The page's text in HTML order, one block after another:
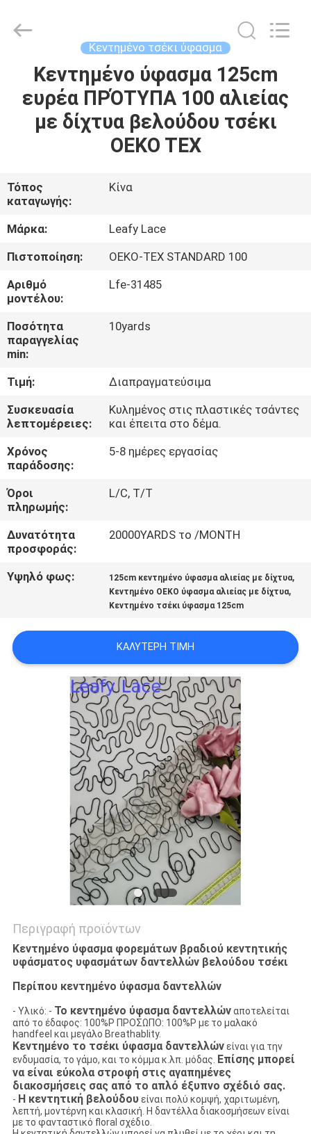
ΑΡΧΙΚΉ
ΣΕΛΊΔΑ
ΣΧΕΤΙΚΆ
ΜΕ
ΕΜΆΣ
ΓΎΡΟΣ
ΕΡΓΟΣΤΑΣΊΩΝ
ΠΟΙΟΤΙΚΌΣ
ΈΛΕΓΧΟΣ
ΕΠΑΦΉ
ΝΈΑ
ΖΗΤΉΣΤΕ
ΈΝΑ
ΑΠΌΣΠΑΣΜΑ
ΠΟΛΙΤΙΚΉ
ΑΠΟΡΡΉΤΟΥ
Κεντημένο τσέκι ύφασμα
Κεντημένο ύφασμα 125cm
ευρέα ΠΡΌΤΥΠΑ 100 αλιείας
με δίχτυα βελούδου τσέκι
OEKO TEX
Τόπος
καταγωγής:
Κίνα
Μάρκα:
Leafy Lace
Πιστοποίηση:
OEKO-TEX STANDARD 100
Αριθμό
μοντέλου:
Lfe-31485
Ποσότητα
παραγγελίας
min:
10yards
Τιμή:
Διαπραγματεύσιμα
Συσκευασία
λεπτομέρειες:
Κυλημένος στις πλαστικές τσάντες
και έπειτα στο δέμα.
Χρόνος
παράδοσης:
5-8 ημέρες εργασίας
Όροι
πληρωμής:
L/C, T/T
Δυνατότητα
προσφοράς:
20000YARDS το /MONTH
Υψηλό φως: 125cm κεντημένο ύφασμα αλιείας με δίχτυα,
Κεντημένο OEKO ύφασμα αλιείας με δίχτυα,
Κεντημένο τσέκι ύφασμα 125cm
ΚΑΛΎΤΕΡΗ ΤΙΜΉ
Περιγραφή προϊόντων
Κεντημένο ύφασμα φορεμάτων βραδιού κεντητικής
υφάσματος υφασμάτων δαντελλών βελούδου τσέκι
Περίπου κεντημένο ύφασμα δαντελλών
- Υλικό: - Το κεντημένο ύφασμα δαντελλώναποτελείται
από το έδαφος: 100%P ΠΡΟΣΩΠΟ: 100%P με το μαλακό
handfeel και μεγάλο Breathablity.
Κεντημένο το τσέκι ύφασμα δαντελλώνείναι για την
ενδυμασία, το γάμο, και το κόμμα κ.λπ. μόδας. Επίσης μπορεί
να είναι εύκολα στροφή στις αγαπημένες
διακοσμήσεις σας από το απλό έξυπνο σχέδιό σας.
- Η κεντητική βελούδουείναι πολύ κομψή, χαριτωμένη,
λεπτή, μοντέρνη και κλασική. Η δαντέλλα διακοσμήσεων είναι
με το φανταστικό floral σχέδιο.